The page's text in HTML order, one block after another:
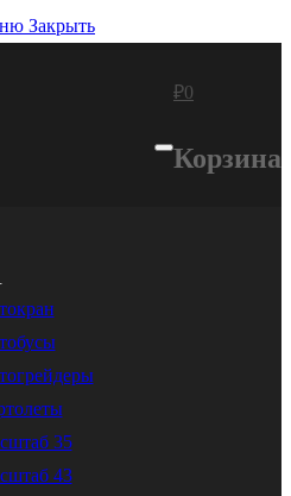
Закрыть
₽0
Корзина
35
43